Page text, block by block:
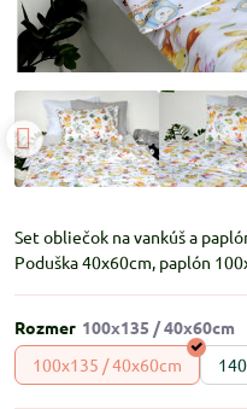
Set obliečok na vankúš a
Poduška 40x60cm, paplón
Rozmer
100x135 / 40x60cm